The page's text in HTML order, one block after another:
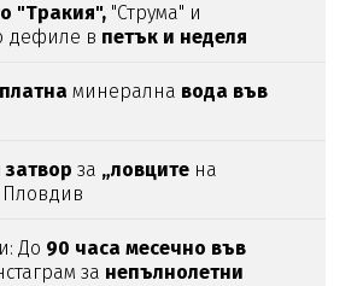
"Тракия", "Струма" и
дефиле в петък и неделя
минерална вода във
затвор за „ловците на
До 90 часа месечно във
за непълнолетни